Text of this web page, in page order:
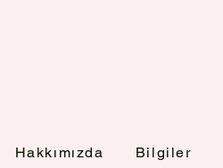
Hakkımızda Bilgiler